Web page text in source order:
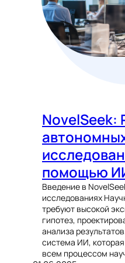
NovelSeek:
помощью
Введение в
исследованиях
требуют высокой
гипотез,
анализа
система ИИ,
всем процессом